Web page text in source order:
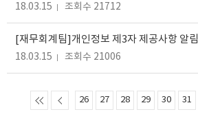
18.03.15 조회수 21712
[재무회계팀]개인정보 제3자 제공사항 알림
18.03.15 조회수 21006
26 27 28 29 30 31